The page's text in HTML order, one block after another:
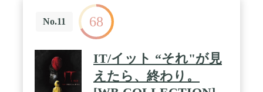
No.11 68
IT/イット “それ"が見
えたら、終わり。